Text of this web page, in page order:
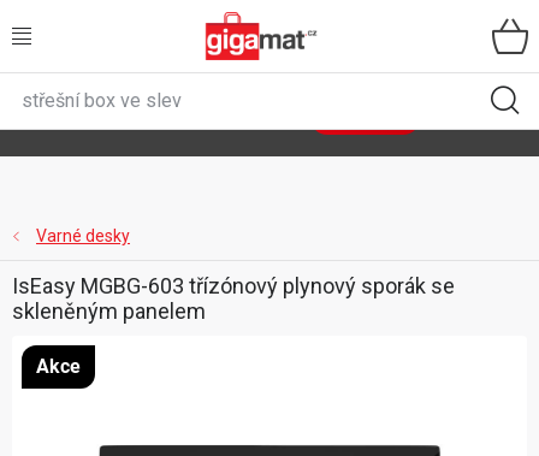
na
VŠECHNY KATEGORIE
ZAHRADA
DÍLNA
ÚLOŽNÉ BOXY
Varné desky
IsEasy MGBG-603 třízónový plynový sporák se
skleněným panelem
Akce